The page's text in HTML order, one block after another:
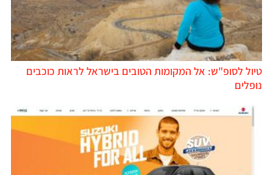
טיול לסופ"ש: אל המקומות הטובים בישראל לראות כוכבים
נופלים